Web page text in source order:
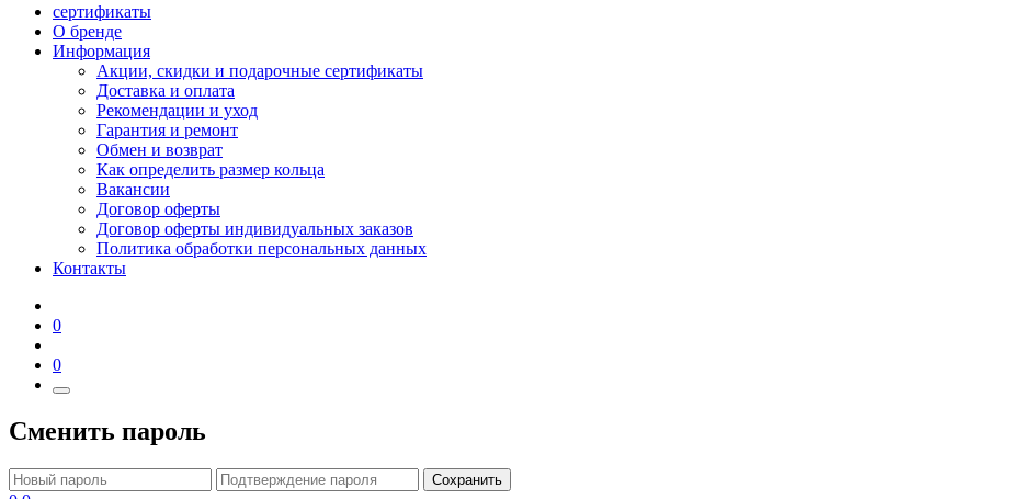
сертификаты
О бренде
Информация
Акции, скидки и подарочные сертификаты
Доставка и оплата
Рекомендации и уход
Гарантия и ремонт
Обмен и возврат
Как определить размер кольца
Вакансии
Договор оферты
Договор оферты индивидуальных заказов
Политика обработки персональных данных
Контакты
0
0
Сменить пароль
Сохранить